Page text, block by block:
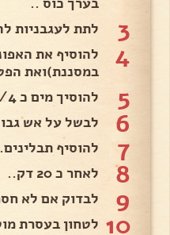
3 לתת לעגבניות
4
להוסיף את
במסננת)ואת
5 להוסיך מים כ 3/4 סיר.
6 לבשל על אש
7 להוסיף
8 לאחר כ 20 דק..
9 לבדוק אם לא
10 לטחון בעסרת